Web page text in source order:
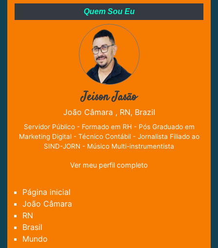
Quem Sou Eu
Jeison Jasão
João Câmara , RN, Brazil
Servidor Público - Formado em RH - Pós Graduado em
Marketing Digital - Técnico Contábil - Jornalista Filiado ao
SIND-JORN - Músico Multi-instrumentista
Ver meu perfil completo
Página inicial
João Câmara
RN
Brasil
Mundo